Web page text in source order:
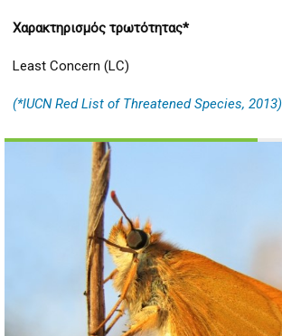
Χαρακτηρισμός τρωτότητας*
Least Concern (LC)
(*IUCN Red List of Threatened Species, 2013)